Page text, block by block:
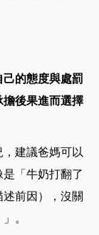
的態度與處罰
後果進而選擇
建議爸媽可以
是「牛奶打翻了
述前因），沒關
。